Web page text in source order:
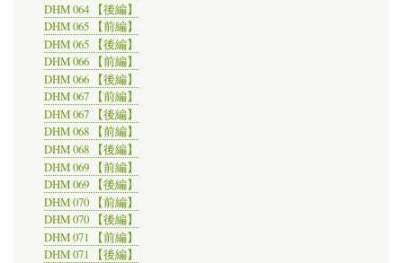
DHM 064 【後編】
DHM 065 【前編】
DHM 065 【後編】
DHM 066 【前編】
DHM 066 【後編】
DHM 067 【前編】
DHM 067 【後編】
DHM 068 【前編】
DHM 068 【後編】
DHM 069 【前編】
DHM 069 【後編】
DHM 070 【前編】
DHM 070 【後編】
DHM 071 【前編】
DHM 071 【後編】